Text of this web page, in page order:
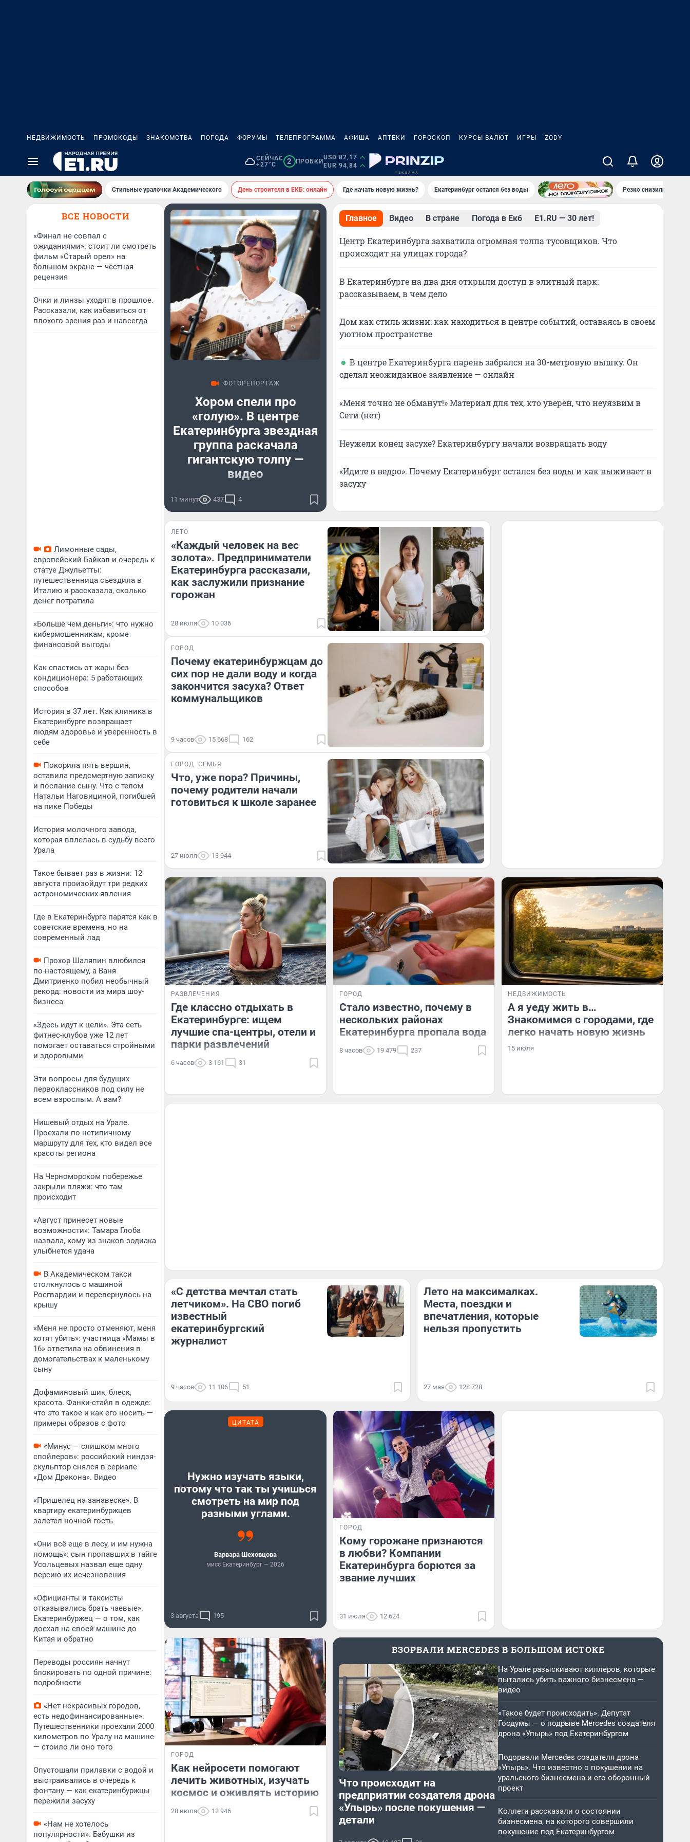
НЕДВИЖИМОСТЬ ПРОМОКОДЫ ЗНАКОМСТВА ПОГОДА ФОРУМЫ ТЕЛЕПРОГРАММА АФИША АПТЕКИ ГОРОСКОП КУРСЫ ВАЛЮТ ИГРЫ ZODY
СЕЙЧАС
+27°C
2 ПРОБКИ
USD 82,17
EUR 94,84
Стильные уралочки Академического День строителя в ЕКБ: онлайн Где начать новую жизнь? Екатеринбург остался без воды Резко снизились
ВСЕ НОВОСТИ
«Финал не совпал с
ожиданиями»: стоит ли смотреть
фильм «Старый орел» на
большом экране — честная
рецензия
Очки и линзы уходят в прошлое.
Рассказали, как избавиться от
плохого зрения раз и навсегда
Лимонные сады,
европейский Байкал и очередь к
статуе Джульетты:
путешественница съездила в
Италию и рассказала, сколько
денег потратила
«Больше чем деньги»: что нужно
кибермошенникам, кроме
финансовой выгоды
Как спастись от жары без
кондиционера: 5 работающих
способов
История в 37 лет. Как клиника в
Екатеринбурге возвращает
людям здоровье и уверенность в
себе
Покорила пять вершин,
оставила предсмертную записку
и послание сыну. Что с телом
Натальи Наговициной, погибшей
на пике Победы
История молочного завода,
которая вплелась в судьбу всего
Урала
Такое бывает раз в жизни: 12
августа произойдут три редких
астрономических явления
Где в Екатеринбурге парятся как в
советские времена, но на
современный лад
Прохор Шаляпин влюбился
по-настоящему, а Ваня
Дмитриенко побил необычный
рекорд: новости из мира шоу-
бизнеса
«Здесь идут к цели». Эта сеть
фитнес-клубов уже 12 лет
помогает оставаться стройными
и здоровыми
Эти вопросы для будущих
первоклассников под силу не
всем взрослым. А вам?
Нишевый отдых на Урале.
Проехали по нетипичному
маршруту для тех, кто видел все
красоты региона
На Черноморском побережье
закрыли пляжи: что там
происходит
«Август принесет новые
возможности»: Тамара Глоба
назвала, кому из знаков зодиака
улыбнется удача
В Академическом такси
столкнулось с машиной
Росгвардии и перевернулось на
крышу
«Меня не просто отменяют, меня
хотят убить»: участница «Мамы в
16» ответила на обвинения в
домогательствах к маленькому
сыну
Дофаминовый шик, блеск,
красота. Фанки-стайл в одежде:
что это такое и как его носить —
примеры образов с фото
«Минус — слишком много
спойлеров»: российский ниндзя-
скульптор снялся в сериале
«Дом Дракона». Видео
«Пришелец на занавеске». В
квартиру екатеринбуржцев
залетел ночной гость
«Они всё еще в лесу, и им нужна
помощь»: сын пропавших в тайге
Усольцевых назвал еще одну
версию их исчезновения
«Официанты и таксисты
отказывались брать чаевые».
Екатеринбуржец — о том, как
доехал на своей машине до
Китая и обратно
Переводы россиян начнут
блокировать по одной причине:
подробности
«Нет некрасивых городов,
есть недофинансированные».
Путешественники проехали 2000
километров по Уралу на машине
— стоило ли оно того
Опустошали прилавки с водой и
выстраивались в очередь к
фонтану — как екатеринбуржцы
пережили засуху
«Нам не хотелось
популярности». Бабушки из
ФОТОРЕПОРТАЖ
Хором спели про
«голую». В центре
Екатеринбурга звездная
группа раскачала
гигантскую толпу —
видео
Фоторепортаж с зажигательного
концерта
11 минут 437 4
Главное Видео В стране Погода в Екб Е1.RU — 30 лет!
Центр Екатеринбурга захватила огромная толпа тусовщиков. Что
происходит на улицах города?
В Екатеринбурге на два дня открыли доступ в элитный парк:
рассказываем, в чем дело
Дом как стиль жизни: как находиться в центре событий, оставаясь в своем
уютном пространстве
В центре Екатеринбурга парень забрался на 30-метровую вышку. Он
сделал неожиданное заявление — онлайн
«Меня точно не обманут!» Материал для тех, кто уверен, что неуязвим в
Сети (нет)
Неужели конец засухе? Екатеринбургу начали возвращать воду
«Идите в ведро». Почему Екатеринбург остался без воды и как выживает в
засуху
ЛЕТО
«Каждый человек на вес
золота». Предприниматели
Екатеринбурга рассказали,
как заслужили признание
горожан
28 июля 10 036
ГОРОД
Почему екатеринбуржцам до
сих пор не дали воду и когда
закончится засуха? Ответ
коммунальщиков
9 часов 15 668 162
ГОРОД СЕМЬЯ
Что, уже пора? Причины,
почему родители начали
готовиться к школе заранее
27 июля 13 944
РАЗВЛЕЧЕНИЯ
Где классно отдыхать в
Екатеринбурге: ищем
лучшие спа-центры, отели и
парки развлечений
6 часов 3 161 31
ГОРОД
Стало известно, почему в
нескольких районах
Екатеринбурга пропала вода
8 часов 19 479 237
НЕДВИЖИМОСТЬ
А я уеду жить в…
Знакомимся с городами, где
легко начать новую жизнь
15 июля
«С детства мечтал стать
летчиком». На СВО погиб
известный
екатеринбургский
журналист
9 часов 11 106 51
Лето на максималках.
Места, поездки и
впечатления, которые
нельзя пропустить
27 мая 128 728
ЦИТАТА
Нужно изучать языки,
потому что так ты учишься
смотреть на мир под
разными углами.
Варвара Шеховцова
мисс Екатеринбург — 2026
3 августа 195
ГОРОД
Кому горожане признаются
в любви? Компании
Екатеринбурга борются за
звание лучших
31 июля 12 624
ГОРОД
Как нейросети помогают
лечить животных, изучать
космос и оживлять историю
28 июля 12 946
ВЗОРВАЛИ MERCEDES В БОЛЬШОМ ИСТОКЕ
Что происходит на
предприятии создателя дрона
«Упырь» после покушения —
детали
На Урале разыскивают киллеров, которые
пытались убить важного бизнесмена —
видео
«Такое будет происходить». Депутат
Госдумы — о подрыве Mercedes создателя
дрона «Упырь» под Екатеринбургом
Подорвали Mercedes создателя дрона
«Упырь». Что известно о покушении на
уральского бизнесмена и его оборонный
проект
Коллеги рассказали о состоянии
бизнесмена, на которого совершили
покушение под Екатеринбургом